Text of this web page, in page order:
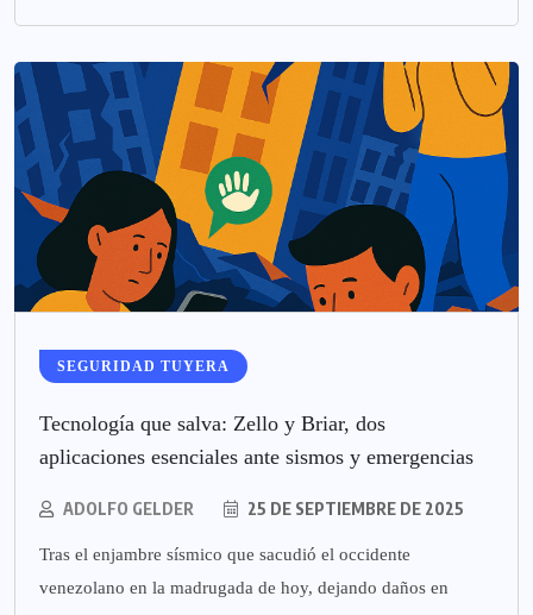
SEGURIDAD TUYERA
Tecnología que salva: Zello y Briar, dos
aplicaciones esenciales ante sismos y emergencias
ADOLFO GELDER 25 DE SEPTIEMBRE DE 2025
Tras el enjambre sísmico que sacudió el occidente
venezolano en la madrugada de hoy, dejando daños en